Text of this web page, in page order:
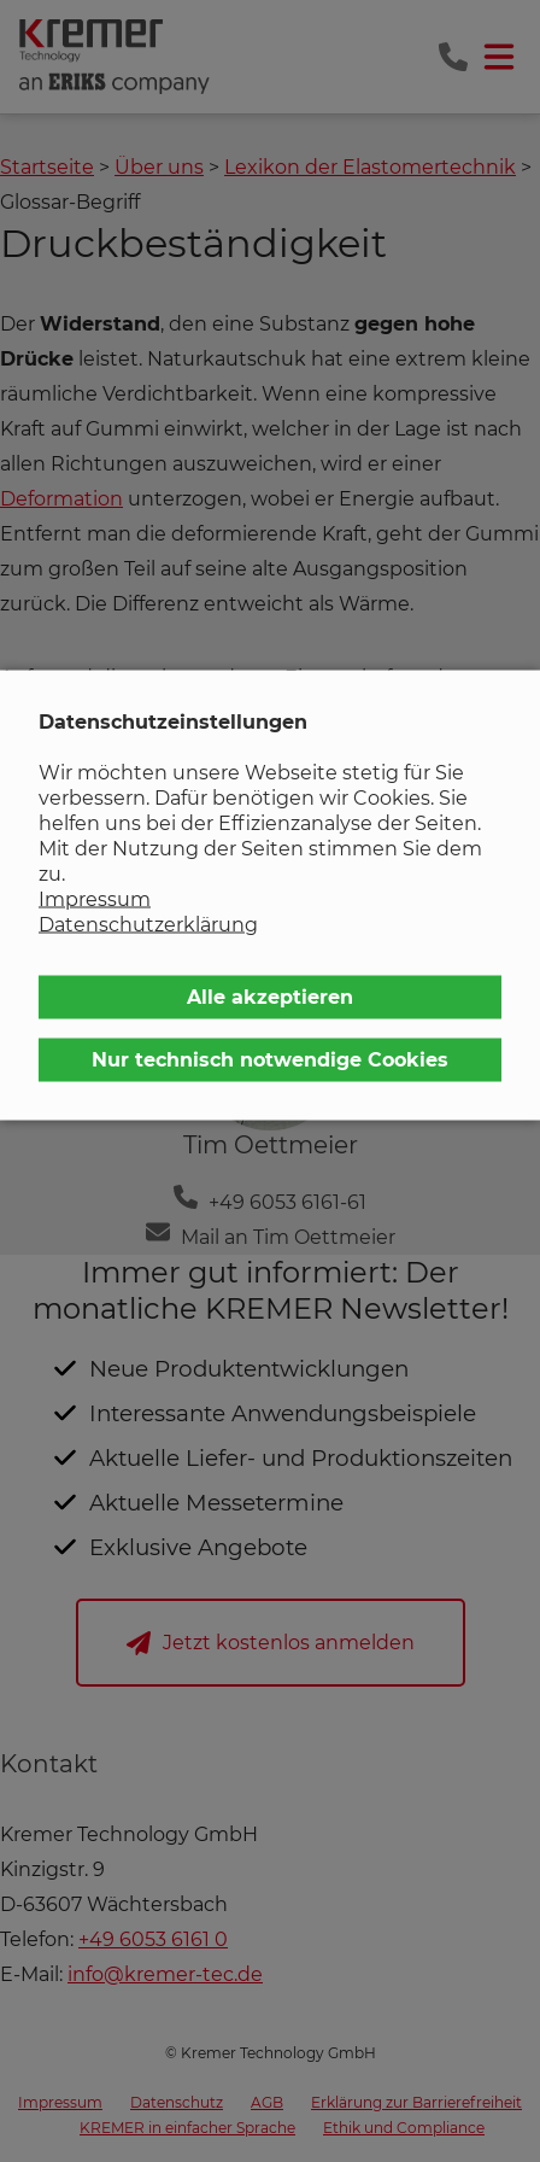
Datenschutzeinstellungen
Wir möchten unsere Webseite stetig für Sie
verbessern. Dafür benötigen wir Cookies. Sie
helfen uns bei der Effizienzanalyse der Seiten.
Mit der Nutzung der Seiten stimmen Sie dem
zu.
Impressum
Datenschutzerklärung
Alle akzeptieren
Nur technisch notwendige Cookies
Startseite Über uns
Lexikon der Elastomertechnik
Glossar-Begriff
Druckbeständigkeit
Der Widerstand, den eine Substanz gegen hohe
Drücke leistet. Naturkautschuk hat eine extrem kleine
räumliche Verdichtbarkeit. Wenn eine kompressive
Kraft auf Gummi einwirkt, welcher in der Lage ist nach
allen Richtungen auszuweichen, wird er einer
Deformation unterzogen, wobei er Energie aufbaut.
Entfernt man die deformierende Kraft, geht der Gummi
zum großen Teil auf seine alte Ausgangsposition
zurück. Die Differenz entweicht als Wärme.
Aufgrund dieser besonderen Eigenschaften des
Gummis wurde er auf weiten Gebieten zur Dämpfung
Stoßbelastungen entwickelt, wie z. B. bei Motoren- und
Maschinenlagerungen.
Zurück zur Liste
Ansprechpartner
Tim Oettmeier
+49 6053 6161-61
Mail an Tim Oettmeier
Immer gut informiert: Der
monatliche KREMER Newsletter!
Neue Produktentwicklungen
Interessante Anwendungsbeispiele
Aktuelle Liefer- und Produktionszeiten
Aktuelle Messetermine
Exklusive Angebote
Jetzt kostenlos anmelden
Kontakt
Kremer Technology GmbH
Kinzigstr. 9
D-63607 Wächtersbach
Telefon: +49 6053 6161 0
E-Mail: info@kremer-tec.de
© Kremer Technology GmbH
Impressum Datenschutz AGB
Erklärung zur Barrierefreiheit
KREMER in einfacher Sprache
Ethik und Compliance